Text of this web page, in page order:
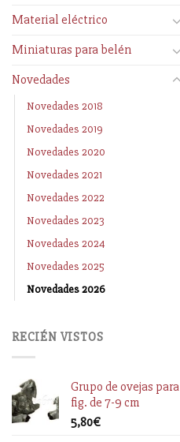
Material eléctrico
Miniaturas para belén
Novedades
Novedades 2018
Novedades 2019
Novedades 2020
Novedades 2021
Novedades 2022
Novedades 2023
Novedades 2024
Novedades 2025
Novedades 2026
RECIÉN VISTOS
Grupo de ovejas para
fig. de 7-9 cm
5,80€